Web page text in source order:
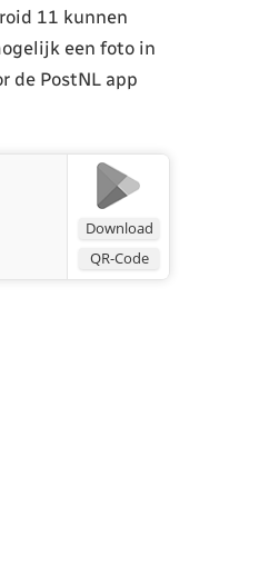
11 kunnen
een foto in
de PostNL app
Download
QR-Code